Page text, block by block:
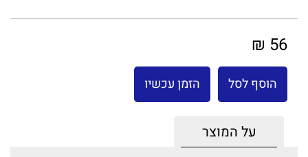
56 ₪
הוסף לסל הזמן עכשיו
על המוצר